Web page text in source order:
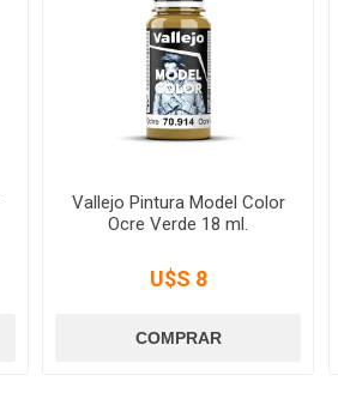
Vallejo Pintura Model Color
Ocre Verde 18 ml.
U$S 8